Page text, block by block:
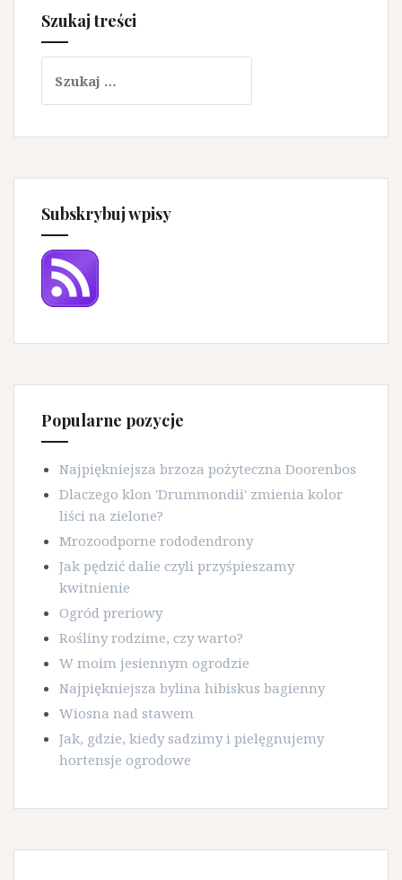
Szukaj treści
Subskrybuj wpisy
Popularne pozycje
Najpiękniejsza brzoza pożyteczna Doorenbos
Dlaczego klon 'Drummondii' zmienia kolor
liści na zielone?
Mrozoodporne rododendrony
Jak pędzić dalie czyli przyśpieszamy
kwitnienie
Ogród preriowy
Rośliny rodzime, czy warto?
W moim jesiennym ogrodzie
Najpiękniejsza bylina hibiskus bagienny
Wiosna nad stawem
Jak, gdzie, kiedy sadzimy i pielęgnujemy
hortensje ogrodowe